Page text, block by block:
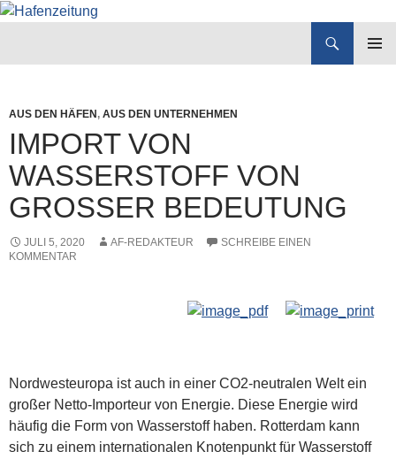
AUS DEN HÄFEN, AUS DEN UNTERNEHMEN
IMPORT VON
WASSERSTOFF VON
GROSSER BEDEUTUNG
JULI 5, 2020 AF-REDAKTEUR
SCHREIBE EINEN
KOMMENTAR
Nordwesteuropa ist auch in einer CO2-neutralen Welt ein
großer Netto-Importeur von Energie. Diese Energie wird
häufig die Form von Wasserstoff haben. Rotterdam kann
sich zu einem internationalen Knotenpunkt für Wasserstoff